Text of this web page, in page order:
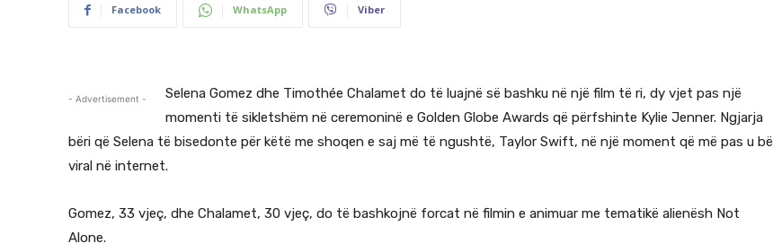
Facebook WhatsApp Viber
- Advertisement -
Selena Gomez dhe Timothée Chalamet do të luajnë së bashku në një film të ri, dy vjet pas një
momenti të sikletshëm në ceremoninë e Golden Globe Awards që përfshinte Kylie Jenner. Ngjarja
bëri që Selena të bisedonte për këtë me shoqen e saj më të ngushtë, Taylor Swift, në një moment që më pas u bë
viral në internet.
Gomez, 33 vjeç, dhe Chalamet, 30 vjeç, do të bashkojnë forcat në filmin e animuar me tematikë alienësh Not
Alone.